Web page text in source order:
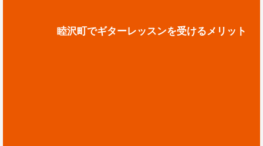
睦沢町でギターレッスンを受けるメリット